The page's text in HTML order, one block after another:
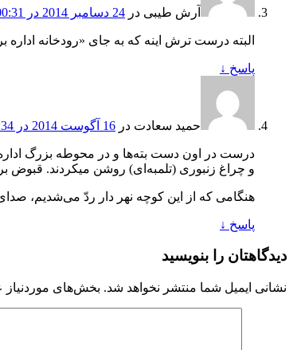
آرش طیبی در 24 دسامبر 2014 در 00:31
البته درست ترش اینه که به جای «رودخانه
پاسخ ↓
حمید سعادت در 16 آگوست 2014 در 05:34
درست در اون دست بته‌ها و در محوطه بزرگ
و چراغ زنبوری (تلمبه‌ای‌) روشن میکردند.
هنگامی که از این کوچه نهر دار ردّ می‌شدیم،
پاسخ ↓
دیدگاهتان را بنویسید
نشانی ایمیل شما منتشر نخواهد شد. بخش‌های موردنیاز